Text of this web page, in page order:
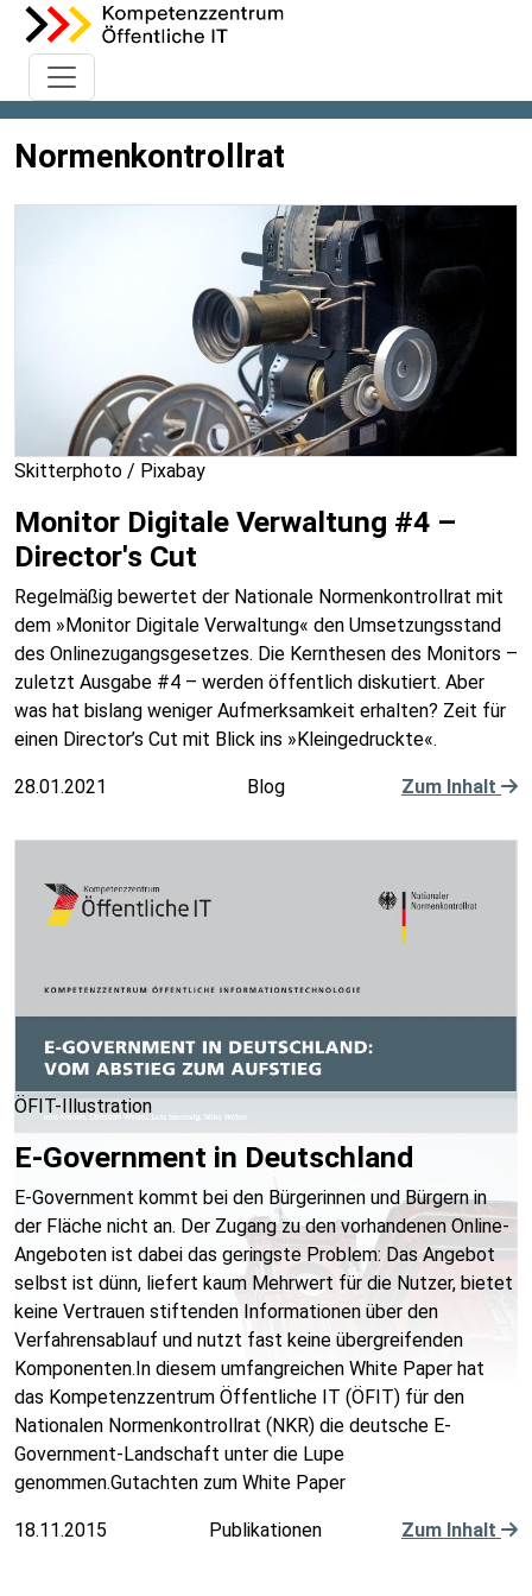
Normenkontrollrat
Skitterphoto / Pixabay
Monitor Digitale Verwaltung #4 –
Director's Cut
Regelmäßig bewertet der Nationale Normenkontrollrat mit
dem »Monitor Digitale Verwaltung« den Umsetzungsstand
des Onlinezugangsgesetzes. Die Kernthesen des Monitors –
zuletzt Ausgabe #4 – werden öffentlich diskutiert. Aber
was hat bislang weniger Aufmerksamkeit erhalten? Zeit für
einen Director’s Cut mit Blick ins »Kleingedruckte«.
28.01.2021 Blog Zum Inhalt
ÖFIT-Illustration
E-Government in Deutschland
E-Government kommt bei den Bürgerinnen und Bürgern in
der Fläche nicht an. Der Zugang zu den vorhandenen Online-
Angeboten ist dabei das geringste Problem: Das Angebot
selbst ist dünn, liefert kaum Mehrwert für die Nutzer, bietet
keine Vertrauen stiftenden Informationen über den
Verfahrensablauf und nutzt fast keine übergreifenden
Komponenten.In diesem umfangreichen White Paper hat
das Kompetenzzentrum Öffentliche IT (ÖFIT) für den
Nationalen Normenkontrollrat (NKR) die deutsche E-
Government-Landschaft unter die Lupe
genommen.Gutachten zum White Paper
18.11.2015 Publikationen Zum Inhalt